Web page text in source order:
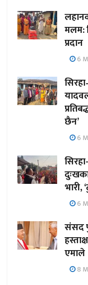
मलम:
प्रदान
6
छैन’
6
भारी,
6
संसद
एमाले
8